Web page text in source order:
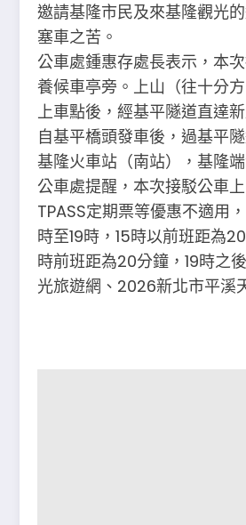
邀請基隆市民及來基隆觀光
塞車之苦。
公車處鍾惠存處長表示，本
養候車亭旁。上山（往十分
上車點後，經基平隧道直達
自基平橋頭發車後，過基平
基隆火車站（南站），基隆
公車處提醒，本次接駁公車
TPASS定期票等優惠不適用
時至19時，15時以前班距為
時前班距為20分鐘，19時之
光旅遊網、2026新北市平溪